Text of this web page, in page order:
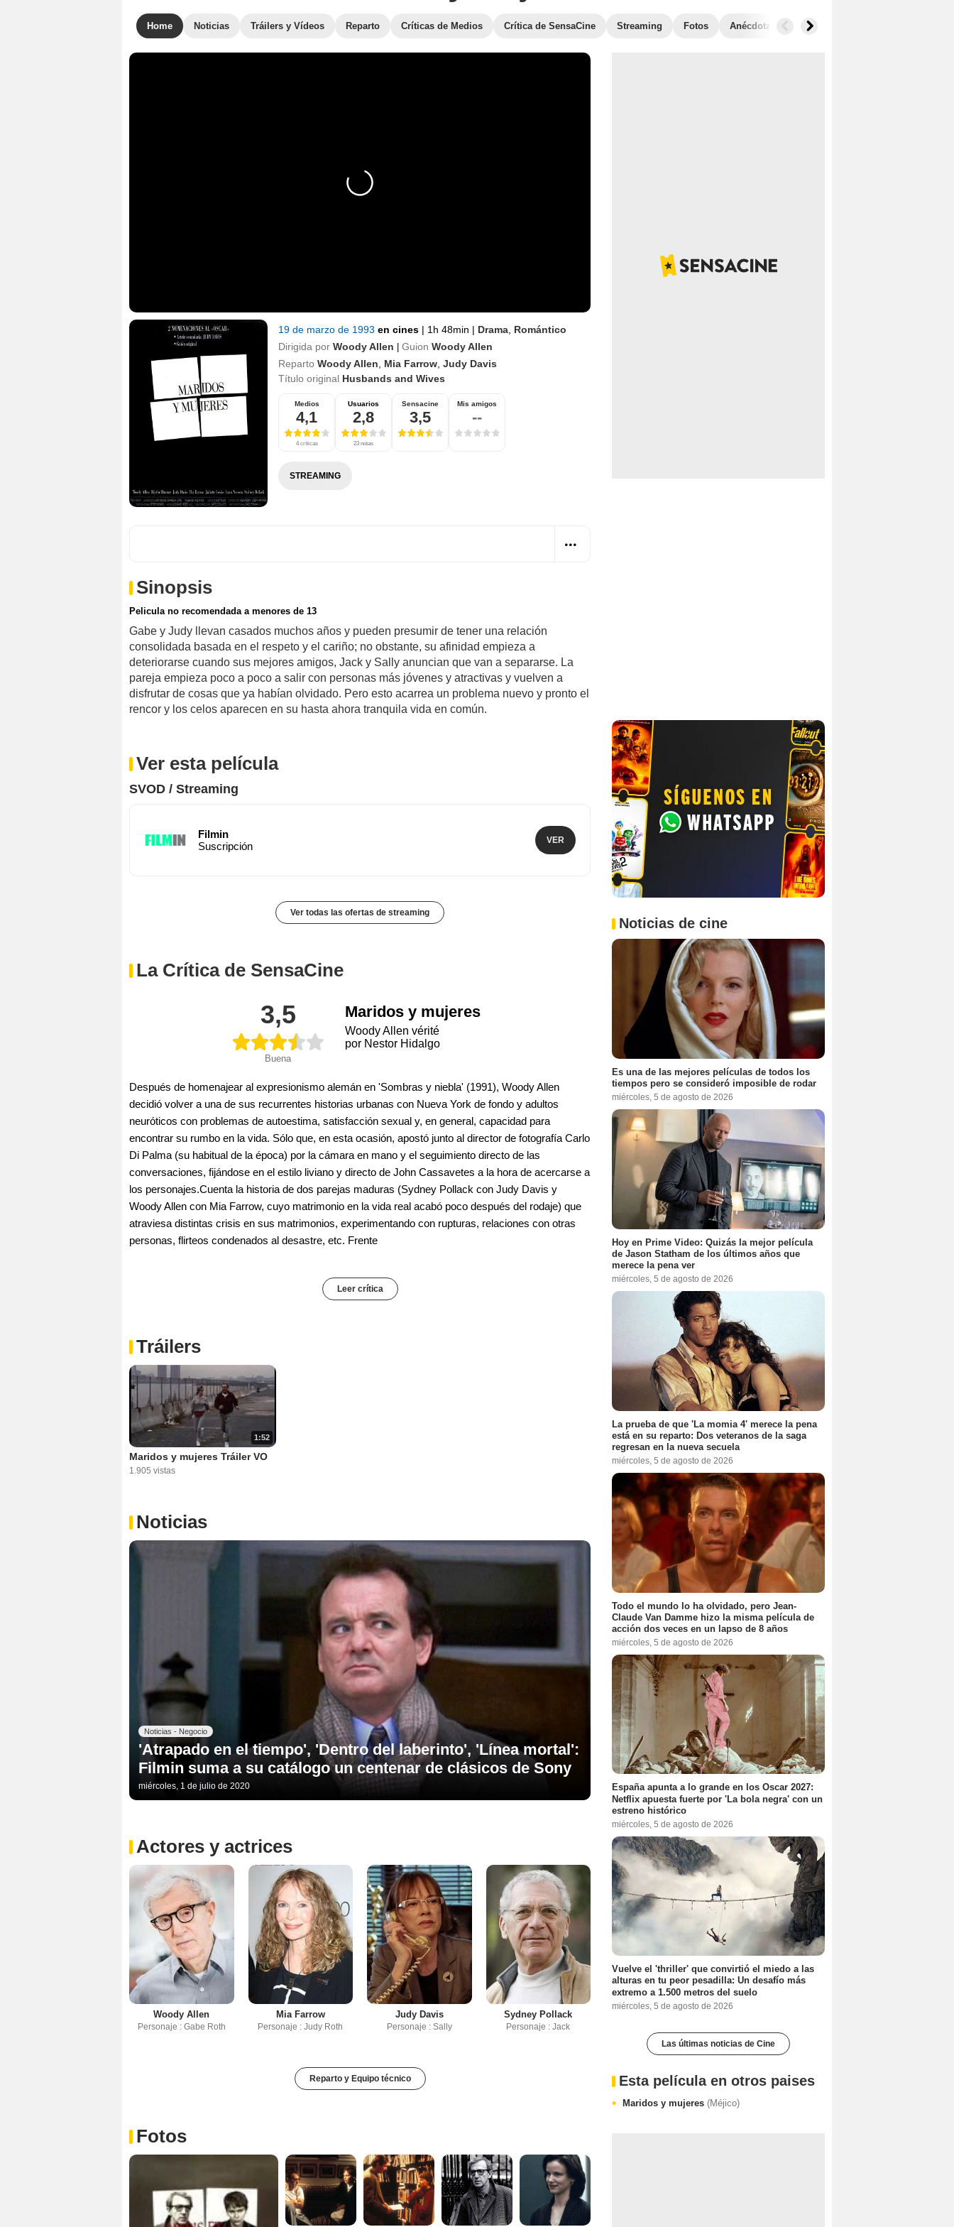
Home Noticias Tráilers y Vídeos Reparto Críticas de Medios Crítica de SensaCine Streaming Fotos Anécdotas Películas similares
19 de marzo de 1993 en cines | 1h 48min | Drama Romántico
Dirigida por Woody Allen | Guion Woody Allen
Reparto Woody Allen Mia Farrow Judy Davis
Título original Husbands and Wives
Medios
4,1
4 críticas
Usuarios
2,8
23 notas
Sensacine
3,5
Mis amigos
--
STREAMING
Sinopsis
Pelicula no recomendada a menores de 13
Gabe y Judy llevan casados muchos años y pueden presumir de tener una relación
consolidada basada en el respeto y el cariño; no obstante, su afinidad empieza a
deteriorarse cuando sus mejores amigos, Jack y Sally anuncian que van a separarse. La
pareja empieza poco a poco a salir con personas más jóvenes y atractivas y vuelven a
disfrutar de cosas que ya habían olvidado. Pero esto acarrea un problema nuevo y pronto el
rencor y los celos aparecen en su hasta ahora tranquila vida en común.
Ver esta película
SVOD / Streaming
Filmin
Suscripción
VER
Ver todas las ofertas de streaming
La Crítica de SensaCine
3,5
Buena
Maridos y mujeres
Woody Allen vérité
por Nestor Hidalgo
Después de homenajear al expresionismo alemán en 'Sombras y niebla' (1991), Woody Allen
decidió volver a una de sus recurrentes historias urbanas con Nueva York de fondo y adultos
neuróticos con problemas de autoestima, satisfacción sexual y, en general, capacidad para
encontrar su rumbo en la vida. Sólo que, en esta ocasión, apostó junto al director de fotografía Carlo
Di Palma (su habitual de la época) por la cámara en mano y el seguimiento directo de las
conversaciones, fijándose en el estilo liviano y directo de John Cassavetes a la hora de acercarse a
los personajes.Cuenta la historia de dos parejas maduras (Sydney Pollack con Judy Davis y
Woody Allen con Mia Farrow, cuyo matrimonio en la vida real acabó poco después del rodaje) que
atraviesa distintas crisis en sus matrimonios, experimentando con rupturas, relaciones con otras
personas, flirteos condenados al desastre, etc. Frente
Leer crítica
Tráilers
1:52
Maridos y mujeres Tráiler VO
1.905 vistas
Noticias
Noticias - Negocio
'Atrapado en el tiempo', 'Dentro del laberinto', 'Línea mortal':
Filmin suma a su catálogo un centenar de clásicos de Sony
miércoles, 1 de julio de 2020
Actores y actrices
Woody Allen
Personaje : Gabe Roth
Mia Farrow
Personaje : Judy Roth
Judy Davis
Personaje : Sally
Sydney Pollack
Personaje : Jack
Reparto y Equipo técnico
Fotos
Noticias de cine
Es una de las mejores películas de todos los
tiempos pero se consideró imposible de rodar
miércoles, 5 de agosto de 2026
Hoy en Prime Video: Quizás la mejor película
de Jason Statham de los últimos años que
merece la pena ver
miércoles, 5 de agosto de 2026
La prueba de que 'La momia 4' merece la pena
está en su reparto: Dos veteranos de la saga
regresan en la nueva secuela
miércoles, 5 de agosto de 2026
Todo el mundo lo ha olvidado, pero Jean-
Claude Van Damme hizo la misma película de
acción dos veces en un lapso de 8 años
miércoles, 5 de agosto de 2026
España apunta a lo grande en los Oscar 2027:
Netflix apuesta fuerte por 'La bola negra' con un
estreno histórico
miércoles, 5 de agosto de 2026
Vuelve el 'thriller' que convirtió el miedo a las
alturas en tu peor pesadilla: Un desafío más
extremo a 1.500 metros del suelo
miércoles, 5 de agosto de 2026
Las últimas noticias de Cine
Esta película en otros paises
Maridos y mujeres (Méjico)